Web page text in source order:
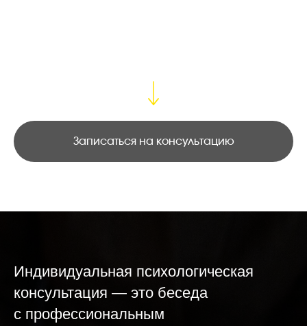
Записаться на консультацию
Индивидуальная психологическая
консультация — это беседа
с профессиональным